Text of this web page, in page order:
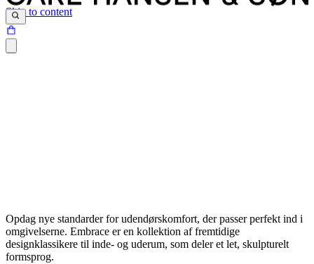
Skip to content
Opdag nye standarder for udendørskomfort, der passer perfekt ind i
omgivelserne. Embrace er en kollektion af fremtidige
designklassikere til inde- og uderum, som deler et let, skulpturelt
formsprog.